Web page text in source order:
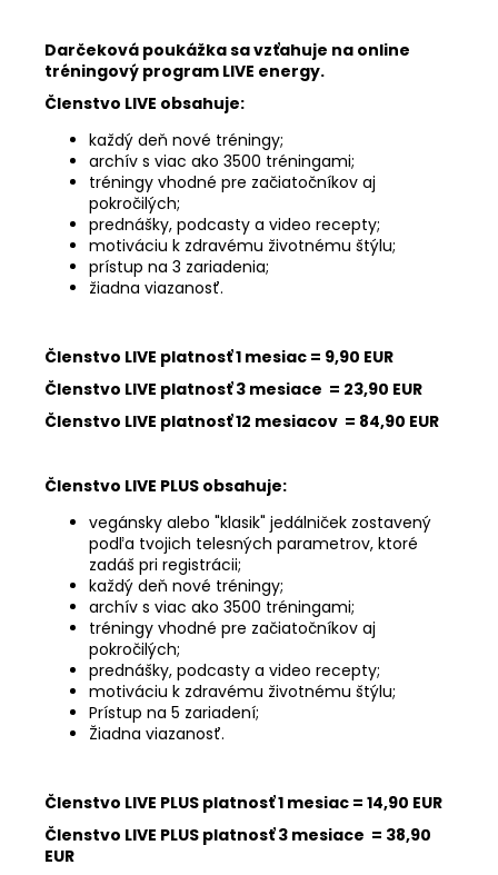
Darčeková poukážka sa vzťahuje na online
tréningový program LIVE energy.
Členstvo LIVE obsahuje:
každý deň nové tréningy;
archív s viac ako 3500 tréningami;
tréningy vhodné pre začiatočníkov aj
pokročilých;
prednášky, podcasty a video recepty;
motiváciu k zdravému životnému štýlu;
prístup na 3 zariadenia;
žiadna viazanosť.
Členstvo LIVE platnosť 1 mesiac = 9,90 EUR
Členstvo LIVE platnosť 3 mesiace = 23,90 EUR
Členstvo LIVE platnosť 12 mesiacov = 84,90 EUR
Členstvo LIVE PLUS obsahuje:
vegánsky alebo "klasik" jedálniček zostavený
podľa tvojich telesných parametrov, ktoré
zadáš pri registrácii;
každý deň nové tréningy;
archív s viac ako 3500 tréningami;
tréningy vhodné pre začiatočníkov aj
pokročilých;
prednášky, podcasty a video recepty;
motiváciu k zdravému životnému štýlu;
Prístup na 5 zariadení;
Žiadna viazanosť.
Členstvo LIVE PLUS platnosť 1 mesiac = 14,90 EUR
Členstvo LIVE PLUS platnosť 3 mesiace = 38,90
EUR